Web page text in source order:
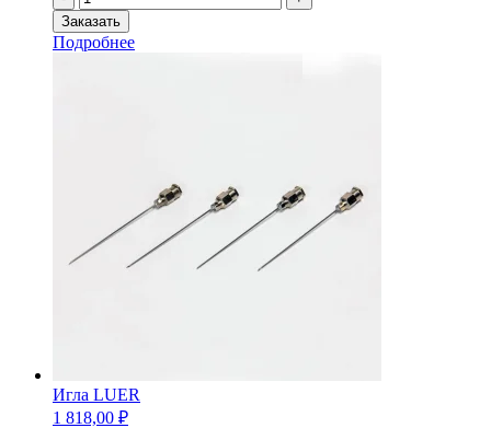
товара
Микрошприц
М-2000
Заказать
Подробнее
Игла LUER
1 818,00 ₽